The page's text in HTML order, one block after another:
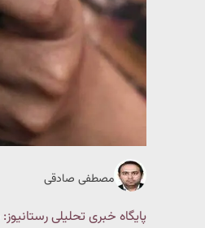
مصطفی صادقی
پایگاه خبری تحلیلی رستانیوز: